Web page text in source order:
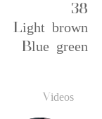
38
Light brown
Blue green
Videos